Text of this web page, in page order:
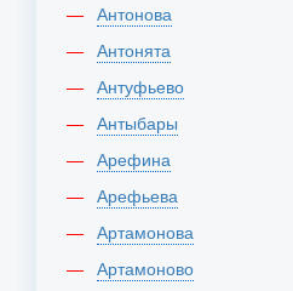
Антонова
Антонята
Антуфьево
Антыбары
Арефина
Арефьева
Артамонова
Артамоново